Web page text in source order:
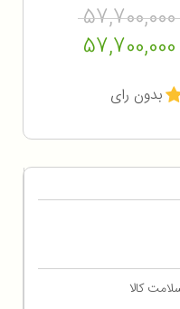
57,700,000
57,700,000
بدون رای
کالا